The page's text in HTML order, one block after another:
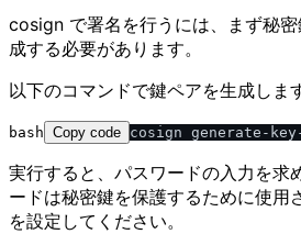
cosign で署名を行うには、まず秘
成する必要があります。
以下のコマンドで鍵ペアを生成します
bash Copy code
実行すると、パスワードの入力を求
ードは秘密鍵を保護するために使用
を設定してください。